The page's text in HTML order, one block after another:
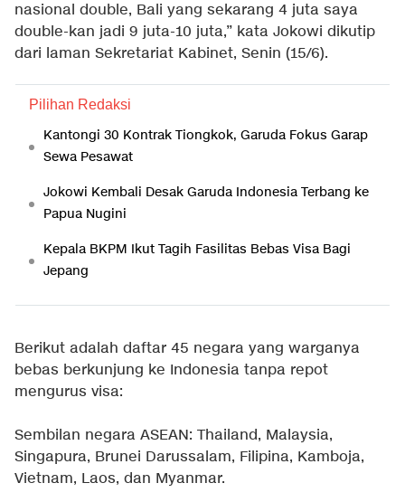
nasional double, Bali yang sekarang 4 juta saya
double-kan jadi 9 juta-10 juta,” kata Jokowi dikutip
dari laman Sekretariat Kabinet, Senin (15/6).
Pilihan Redaksi
Kantongi 30 Kontrak Tiongkok, Garuda Fokus Garap
Sewa Pesawat
Jokowi Kembali Desak Garuda Indonesia Terbang ke
Papua Nugini
Kepala BKPM Ikut Tagih Fasilitas Bebas Visa Bagi
Jepang
Berikut adalah daftar 45 negara yang warganya
bebas berkunjung ke Indonesia tanpa repot
mengurus visa:
Sembilan negara ASEAN: Thailand, Malaysia,
Singapura, Brunei Darussalam, Filipina, Kamboja,
Vietnam, Laos, dan Myanmar.